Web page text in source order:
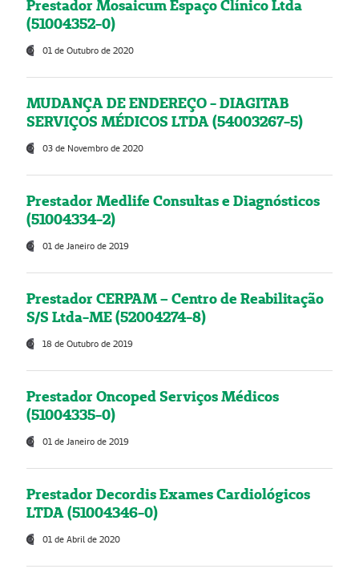
Prestador Mosaicum Espaço Clínico Ltda
(51004352-0)
01 de Outubro de 2020
MUDANÇA DE ENDEREÇO - DIAGITAB
SERVIÇOS MÉDICOS LTDA (54003267-5)
03 de Novembro de 2020
Prestador Medlife Consultas e Diagnósticos
(51004334-2)
01 de Janeiro de 2019
Prestador CERPAM – Centro de Reabilitação
S/S Ltda-ME (52004274-8)
18 de Outubro de 2019
Prestador Oncoped Serviços Médicos
(51004335-0)
01 de Janeiro de 2019
Prestador Decordis Exames Cardiológicos
LTDA (51004346-0)
01 de Abril de 2020